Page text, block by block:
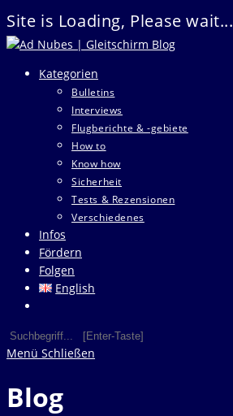
Site is Loading, Please wait...
Zum
springenKategorien
Bulletins
Interviews
Flugberichte & -gebiete
How to
Know how
Sicherheit
Tests & Rezensionen
Verschiedenes
Infos
Fördern
Folgen
English
umschalten
Diese
Website
Menü Schließen
Blog